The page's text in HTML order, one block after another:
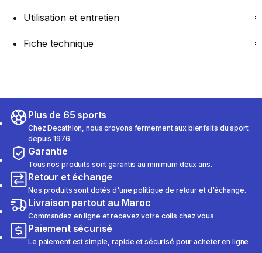
Utilisation et entretien
Fiche technique
Plus de 65 sports
Chez Decathlon, nous croyons fermement aux bienfaits du sport
depuis 1976.
Garantie
Tous nos produits sont garantis au minimum deux ans.
Retour et échange
Nos produits sont dotés d'une politique de retour et d'échange.
Livraison partout au Maroc
Commandez en ligne et recevez votre colis chez vous
Paiement sécurisé
Le paiement est simple, rapide et sécurisé pour acheter en ligne